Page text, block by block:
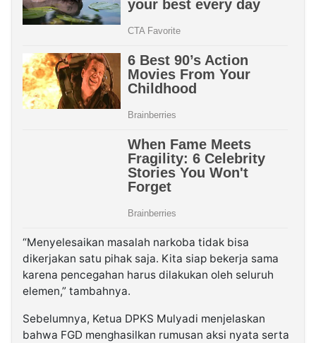
“Menyelesaikan masalah narkoba tidak bisa
dikerjakan satu pihak saja. Kita siap bekerja sama
karena pencegahan harus dilakukan oleh seluruh
elemen,” tambahnya.
Sebelumnya, Ketua DPKS Mulyadi menjelaskan
bahwa FGD menghasilkan rumusan aksi nyata serta